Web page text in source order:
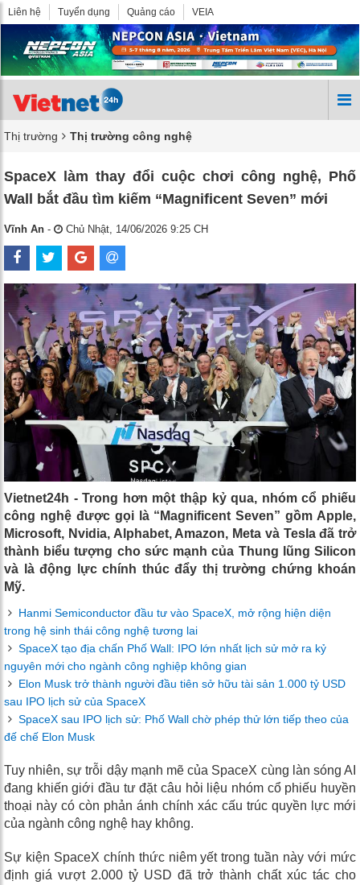
Liên hệ Tuyển dụng Quảng cáo VEIA
Thị trường Thị trường công nghệ
SpaceX làm thay đổi cuộc chơi công nghệ, Phố
Wall bắt đầu tìm kiếm “Magnificent Seven” mới
Vĩnh An - Chủ Nhật, 14/06/2026 9:25 CH
Vietnet24h - Trong hơn một thập kỷ qua, nhóm cổ phiếu
công nghệ được gọi là “Magnificent Seven” gồm Apple,
Microsoft, Nvidia, Alphabet, Amazon, Meta và Tesla đã trở
thành biểu tượng cho sức mạnh của Thung lũng Silicon
và là động lực chính thúc đẩy thị trường chứng khoán
Mỹ.
Hanmi Semiconductor đầu tư vào SpaceX, mở rộng hiện diện
trong hệ sinh thái công nghệ tương lai
SpaceX tạo địa chấn Phố Wall: IPO lớn nhất lịch sử mở ra kỷ
nguyên mới cho ngành công nghiệp không gian
Elon Musk trở thành người đầu tiên sở hữu tài sản 1.000 tỷ USD
sau IPO lịch sử của SpaceX
SpaceX sau IPO lịch sử: Phố Wall chờ phép thử lớn tiếp theo của
đế chế Elon Musk
Tuy nhiên, sự trỗi dậy mạnh mẽ của SpaceX cùng làn sóng AI
đang khiến giới đầu tư đặt câu hỏi liệu nhóm cổ phiếu huyền
thoại này có còn phản ánh chính xác cấu trúc quyền lực mới
của ngành công nghệ hay không.
Sự kiện SpaceX chính thức niêm yết trong tuần này với mức
định giá vượt 2.000 tỷ USD đã trở thành chất xúc tác cho